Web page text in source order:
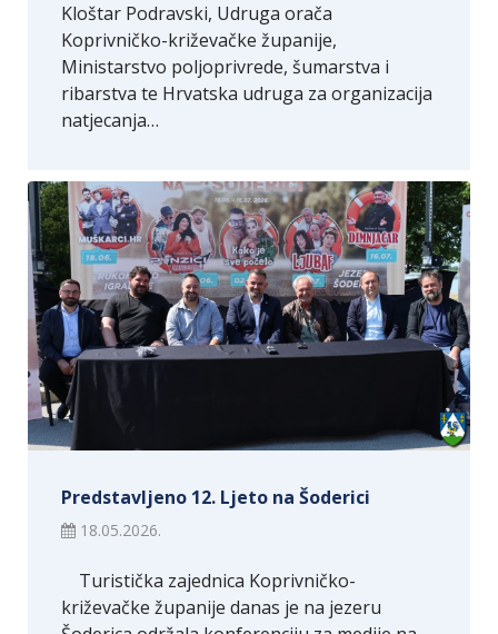
Kloštar Podravski, Udruga orača
Koprivničko-križevačke županije,
Ministarstvo poljoprivrede, šumarstva i
ribarstva te Hrvatska udruga za organizacija
natjecanja…
Predstavljeno 12. Ljeto na Šoderici
18.05.2026.
Turistička zajednica Koprivničko-
križevačke županije danas je na jezeru